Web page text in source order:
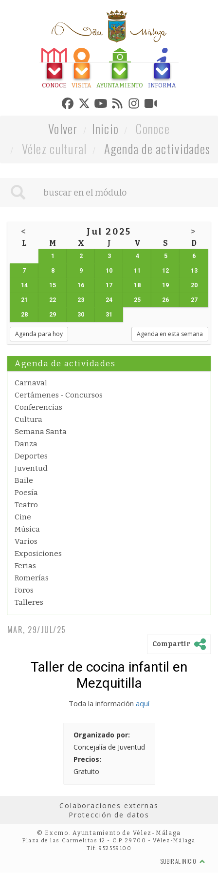
CONOCE VISITA AYUNTAMIENTO INFORMA
Volver Inicio
Conoce
Vélez cultural
Agenda de actividades
< Jul 2025 >
L M X J V S D
1 2 3 4 5 6
7 8 9 10 11 12 13
14 15 16 17 18 19 20
21 22 23 24 25 26 27
28 29 30 31
Agenda para hoy Agenda en esta semana
Agenda de actividades
Carnaval
Certámenes - Concursos
Conferencias
Cultura
Semana Santa
Danza
Deportes
Juventud
Baile
Poesía
Teatro
Cine
Música
Varios
Exposiciones
Ferias
Romerías
Foros
Talleres
MAR, 29/JUL/25
Compartir
Taller de cocina infantil en
Mezquitilla
Toda la información aquí
Organizado por:
Concejalía de Juventud
Precios:
Gratuito
Colaboraciones externas
Protección de datos
© Excmo. Ayuntamiento de Vélez-Málaga
Plaza de las Carmelitas 12 - C.P. 29700 - Vélez-Málaga
Tlf: 952559100
SUBIR AL INICIO